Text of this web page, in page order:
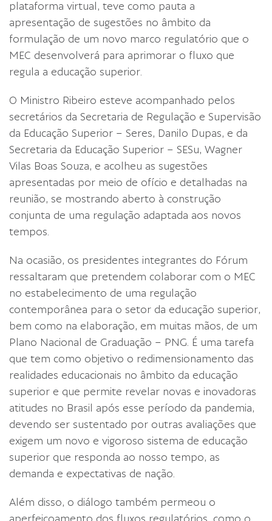
plataforma virtual, teve como pauta a
apresentação de sugestões no âmbito da
formulação de um novo marco regulatório que o
MEC desenvolverá para aprimorar o fluxo que
regula a educação superior.
O Ministro Ribeiro esteve acompanhado pelos
secretários da Secretaria de Regulação e Supervisão
da Educação Superior – Seres, Danilo Dupas, e da
Secretaria da Educação Superior – SESu, Wagner
Vilas Boas Souza, e acolheu as sugestões
apresentadas por meio de ofício e detalhadas na
reunião, se mostrando aberto à construção
conjunta de uma regulação adaptada aos novos
tempos.
Na ocasião, os presidentes integrantes do Fórum
ressaltaram que pretendem colaborar com o MEC
no estabelecimento de uma regulação
contemporânea para o setor da educação superior,
bem como na elaboração, em muitas mãos, de um
Plano Nacional de Graduação – PNG. É uma tarefa
que tem como objetivo o redimensionamento das
realidades educacionais no âmbito da educação
superior e que permite revelar novas e inovadoras
atitudes no Brasil após esse período da pandemia,
devendo ser sustentado por outras avaliações que
exigem um novo e vigoroso sistema de educação
superior que responda ao nosso tempo, as
demanda e expectativas de nação.
Além disso, o diálogo também permeou o